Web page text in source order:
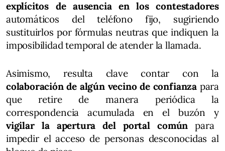
explícitos de ausencia en los contestadores
automáticos del teléfono fijo, sugiriendo
sustituirlos por fórmulas neutras que indiquen la
imposibilidad temporal de atender la llamada.
Asimismo, resulta clave contar con la
colaboración de algún vecino de confianzapara
que retire de manera periódica la
correspondencia acumulada en el buzón y
vigilar la apertura del portal comúnpara
impedir el acceso de personas desconocidas al